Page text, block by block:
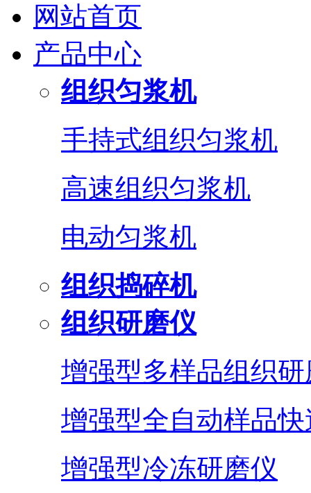
网站首页
产品中心
组织匀浆机
手持式组织匀浆机
高速组织匀浆机
电动匀浆机
组织捣碎机
组织研磨仪
增强型多样品组织
增强型全自动样品
增强型冷冻研磨仪